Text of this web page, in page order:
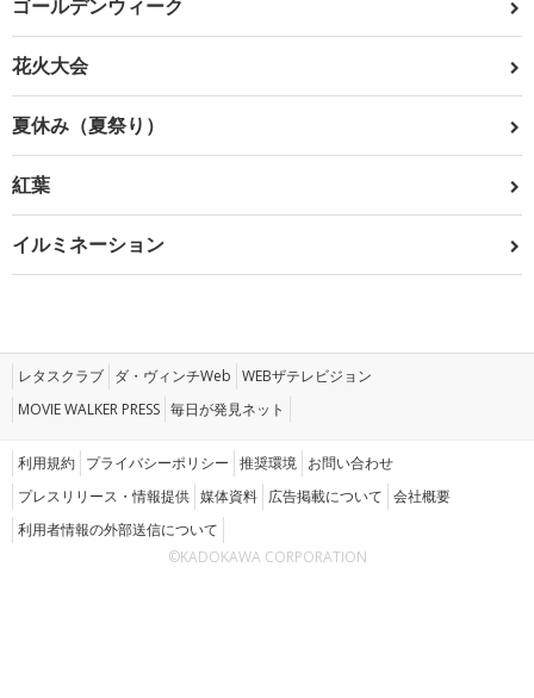
ゴールデンウィーク
花火大会
夏休み（夏祭り）
紅葉
イルミネーション
レタスクラブ ダ・ヴィンチWeb WEBザテレビジョン
MOVIE WALKER PRESS 毎日が発見ネット
利用規約 プライバシーポリシー 推奨環境 お問い合わせ
プレスリリース・情報提供 媒体資料 広告掲載について 会社概要
利用者情報の外部送信について
©KADOKAWA CORPORATION